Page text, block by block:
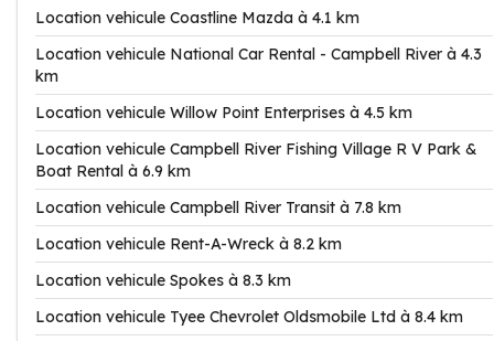
Location vehicule Coastline Mazda à 4.1 km
Location vehicule National Car Rental - Campbell River à 4.3
km
Location vehicule Willow Point Enterprises à 4.5 km
Location vehicule Campbell River Fishing Village R V Park &
Boat Rental à 6.9 km
Location vehicule Campbell River Transit à 7.8 km
Location vehicule Rent-A-Wreck à 8.2 km
Location vehicule Spokes à 8.3 km
Location vehicule Tyee Chevrolet Oldsmobile Ltd à 8.4 km